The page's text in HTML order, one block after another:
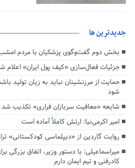
جديدترين ها
بخش دوم گفت‌وگوی پزشکیان با مردم
جزئیات فعال‌سازی «کیف پول ایران» اعلام
حمایت از مرزنشینان نباید به زیان تولید
شود
شایعه «معافیت سربازان فراری» تکذیب شد
امیر اکرمی‌نیا: ارتش کاملاً آماده است
روایت گاردین از «دیپلماسی کودکستانی»
میراسماعیلی: با دستور وزیر، اتفاق بزرگی
کادرفنی و تیم ایمان دارم